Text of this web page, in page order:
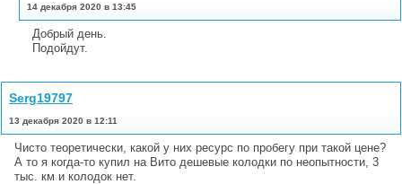
14 декабря 2020 в 13:45
Добрый день.
Подойдут.
Serg19797
13 декабря 2020 в 12:11
Чисто теоретически, какой у них ресурс по пробегу при такой цене?
А то я когда-то купил на Вито дешевые колодки по неопытности, 3
тыс. км и колодок нет.